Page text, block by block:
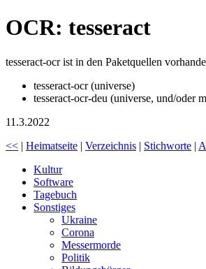
OCR: tesseract
tesseract-ocr ist in den Paketquellen
tesseract-ocr (universe)
tesseract-ocr-deu (universe, und/oder
11.3.2022
<< | Heimatseite | Verzeichnis | Stichworte |
Kultur
Software
Tagebuch
Sonstiges
Ukraine
Corona
Messermorde
Politik